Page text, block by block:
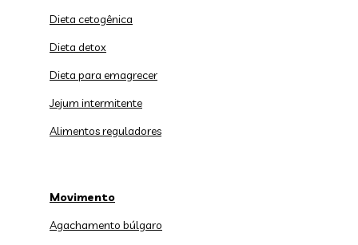
Dieta cetogênica
Dieta detox
Dieta para emagrecer
Jejum intermitente
Alimentos reguladores
Movimento
Agachamento búlgaro